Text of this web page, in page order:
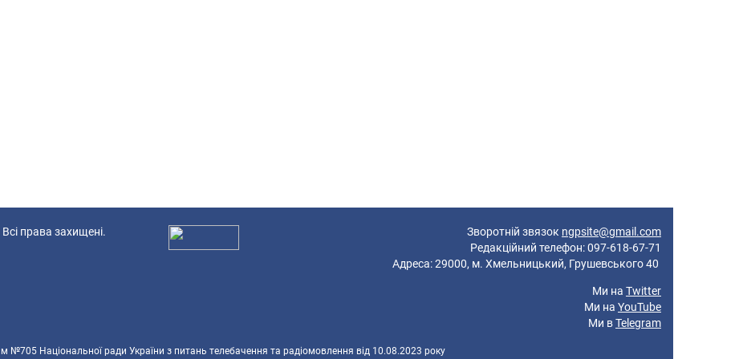
Всі права захищені.
Зворотній звязок ngpsite@gmail.com
Редакційний телефон: 097-618-67-71
Адреса: 29000, м. Хмельницький, Грушевського 40
Ми на Twitter
Ми на YouTube
Ми вTelegram
№705 Національної ради України з питань телебачення та радіомовлення від 10.08.2023 року